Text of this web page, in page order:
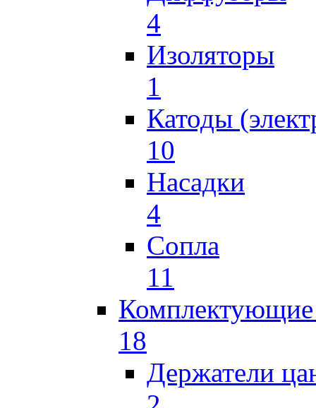
4
Изоляторы
1
Катоды
10
Насадки
4
Сопла
11
18
Держатели